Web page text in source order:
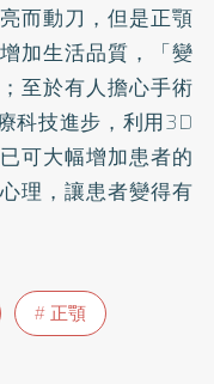
而動刀，但是正顎
加生活品質，「變
至於有人擔心手術
科技進步，利用3D
可大幅增加患者的
理，讓患者變得有
正顎